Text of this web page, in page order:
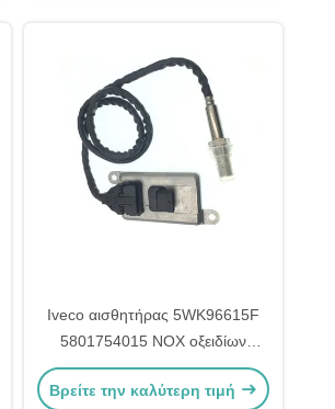
Iveco αισθητήρας 5WK96615F
5801754015 NOX οξειδίων
αζώτου φορτηγών 24V
Βρείτε την καλύτερη τιμή